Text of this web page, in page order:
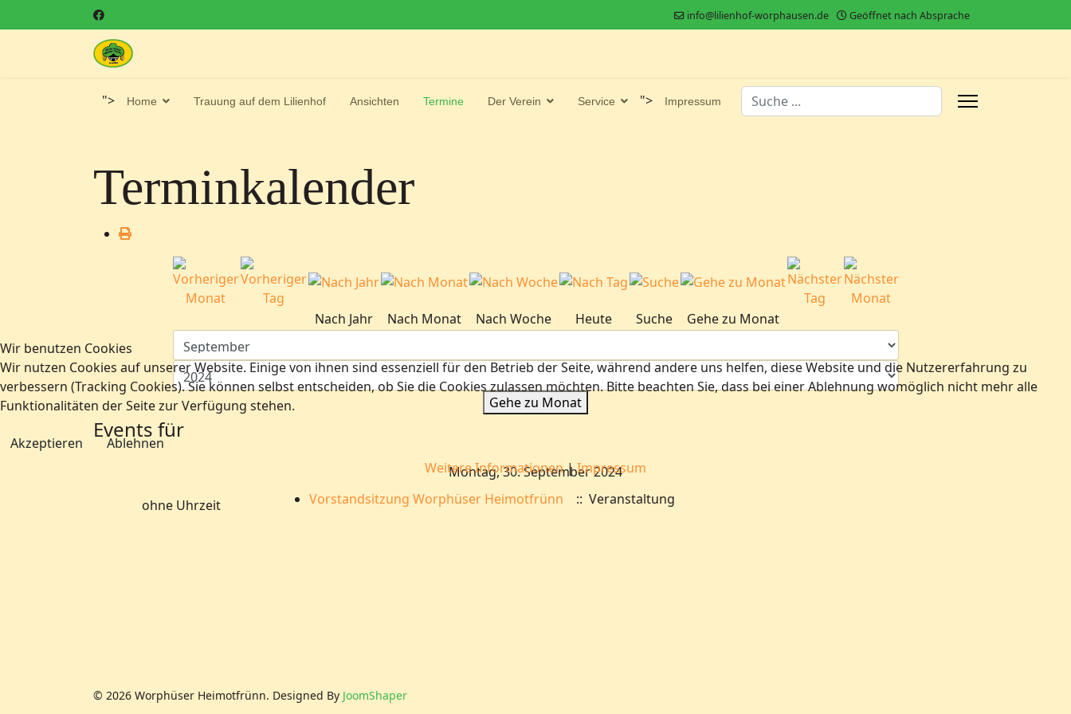
info@lilienhof-worphausen.de Geöffnet nach Absprache
"> Home Trauung auf dem Lilienhof Ansichten Termine Der Verein Service "> Impressum
Suchen
Terminkalender
Nach Jahr Nach Monat Nach Woche Heute Suche Gehe zu Monat
Gehe zu Monat
Events für
Montag, 30. September 2024
ohne Uhrzeit
Vorstandsitzung Worphüser Heimotfrünn :: Veranstaltung
© 2026 Worphüser Heimotfrünn. Designed By JoomShaper
Wir benutzen Cookies
Wir nutzen Cookies auf unserer Website. Einige von ihnen sind essenziell für den Betrieb der Seite, während andere uns helfen, diese Website und die Nutzererfahrung zu
verbessern (Tracking Cookies). Sie können selbst entscheiden, ob Sie die Cookies zulassen möchten. Bitte beachten Sie, dass bei einer Ablehnung womöglich nicht mehr alle
Funktionalitäten der Seite zur Verfügung stehen.
Akzeptieren
Ablehnen
Weitere Informationen|Impressum